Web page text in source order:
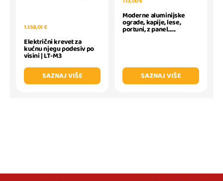
1.158,01 €
Električni krevet za
kućnu njegu podesiv po
visini | LT-M3
SAZNAJ VIŠE
Moderne aluminijske
ograde, kapije, lese,
portuni, z panel......
SAZNAJ VIŠE